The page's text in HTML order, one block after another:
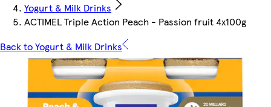
Yogurt & Milk Drinks
ACTIMEL Triple Action Peach - Passion fruit 4x100g
Back to Yogurt & Milk Drinks